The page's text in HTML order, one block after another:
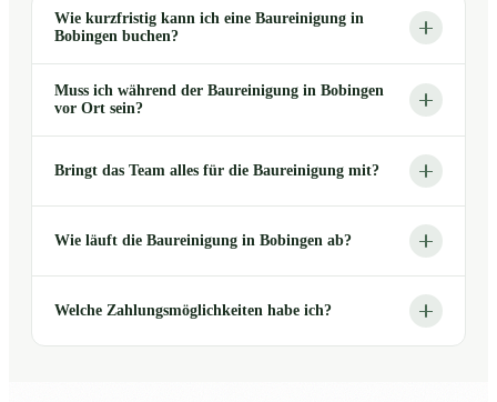
Wie kurzfristig kann ich eine Baureinigung in
Bobingen buchen?
Muss ich während der Baureinigung in Bobingen
vor Ort sein?
Bringt das Team alles für die Baureinigung mit?
Wie läuft die Baureinigung in Bobingen ab?
Welche Zahlungsmöglichkeiten habe ich?